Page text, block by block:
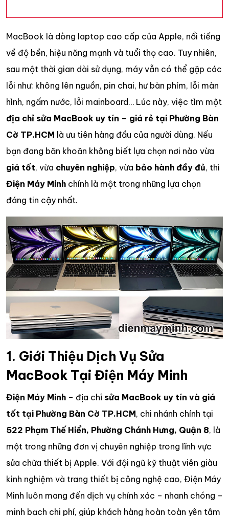
MacBook là dòng laptop cao cấp của Apple, nổi tiếng
về độ bền, hiệu năng mạnh và tuổi thọ cao. Tuy nhiên,
sau một thời gian dài sử dụng, máy vẫn có thể gặp các
lỗi như: không lên nguồn, pin chai, hư bàn phím, lỗi màn
hình, ngấm nước, lỗi mainboard… Lúc này, việc tìm một
địa chỉ sửa MacBook uy tín – giá rẻ tại Phường Bàn
Cờ TP.HCM là ưu tiên hàng đầu của người dùng. Nếu
bạn đang băn khoăn không biết lựa chọn nơi nào vừa
giá tốt, vừa chuyên nghiệp, vừa bảo hành đầy đủ, thì
Điện Máy Minh chính là một trong những lựa chọn
đáng tin cậy nhất.
1. Giới Thiệu Dịch Vụ Sửa
MacBook Tại Điện Máy Minh
Điện Máy Minh – địa chỉ sửa MacBook uy tín và giá
tốt tại Phường Bàn Cờ TP.HCM, chi nhánh chính tại
522 Phạm Thế Hiển, Phường Chánh Hưng, Quận 8, là
một trong những đơn vị chuyên nghiệp trong lĩnh vực
sửa chữa thiết bị Apple. Với đội ngũ kỹ thuật viên giàu
kinh nghiệm và trang thiết bị công nghệ cao, Điện Máy
Minh luôn mang đến dịch vụ chính xác – nhanh chóng –
minh bạch chi phí, giúp khách hàng hoàn toàn yên tâm